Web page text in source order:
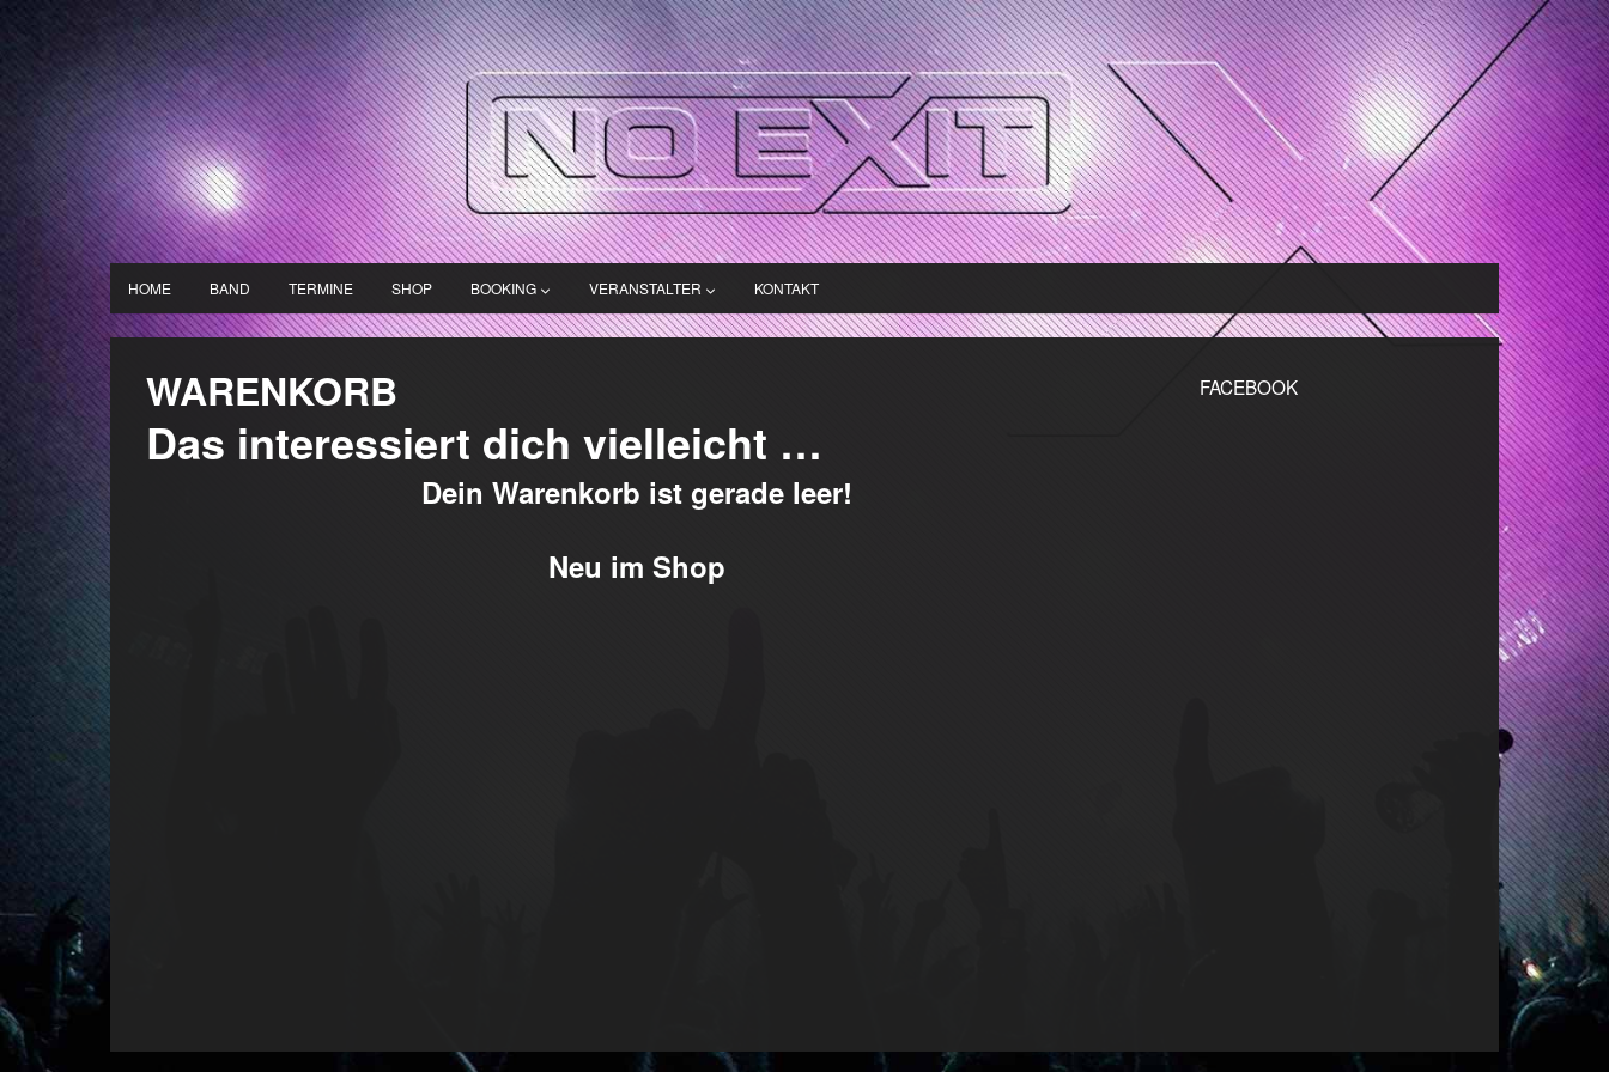
HOME BAND TERMINE SHOP BOOKING VERANSTALTER KONTAKT
WARENKORB
Das interessiert dich vielleicht …
Dein Warenkorb ist gerade leer!
Neu im Shop
FACEBOOK